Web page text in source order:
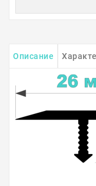
Описание